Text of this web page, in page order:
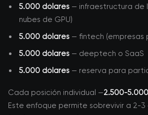
5.000 dólares — infraestructura de
nubes de GPU)
5.000 dólares — fintech (empresas
5.000 dólares — deeptech o SaaS
5.000 dólares — reserva para
Cada posición individual —2.500-
Este enfoque permite sobrevivir a 2-